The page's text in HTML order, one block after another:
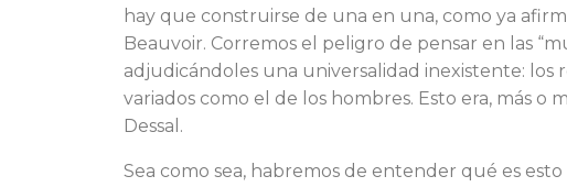
hay que construirse de una en una, como ya
Beauvoir. Corremos el peligro de pensar en las
adjudicándoles una universalidad inexistente: los
variados como el de los hom­bres. Esto era, más o
Dessal.
Sea como sea, habremos de entender qué es